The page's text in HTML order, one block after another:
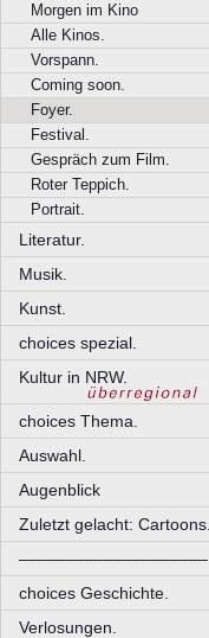
Morgen im Kino
Alle Kinos.
Vorspann.
Coming soon.
Foyer.
Festival.
Gespräch zum Film.
Roter Teppich.
Portrait.
Literatur.
Musik.
Kunst.
choices spezial.
Kultur in NRW.
choices Thema.
Auswahl.
Augenblick
Zuletzt gelacht: Cartoons.
––––––––––––––––––––
choices Geschichte.
Verlosungen.